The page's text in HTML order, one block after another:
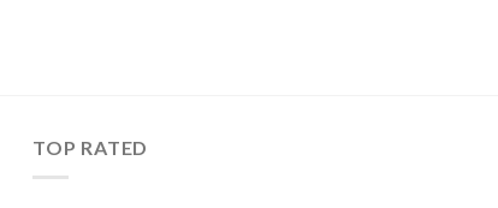
TOP RATED